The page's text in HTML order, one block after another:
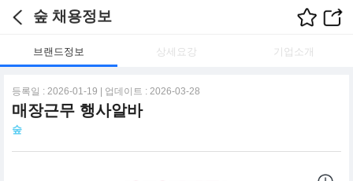
숲 채용정보
브랜드정보 상세요강 기업소개
등록일 : 2026-01-19 | 업데이트 : 2026-03-28
매장근무 행사알바
숲